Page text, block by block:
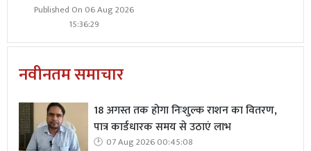
Published On 06 Aug 2026
15:36:29
नवीनतम समाचार
18 अगस्त तक होगा निःशुल्क राशन का वितरण,
पात्र कार्डधारक समय से उठाएं लाभ
07 Aug 2026 00:45:08